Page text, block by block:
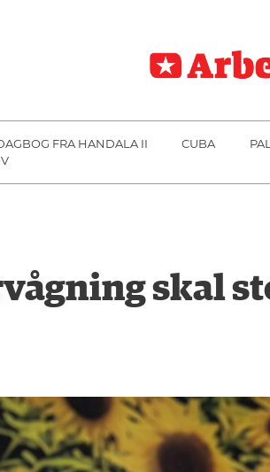
FRA HANDALA II CUBA
skal